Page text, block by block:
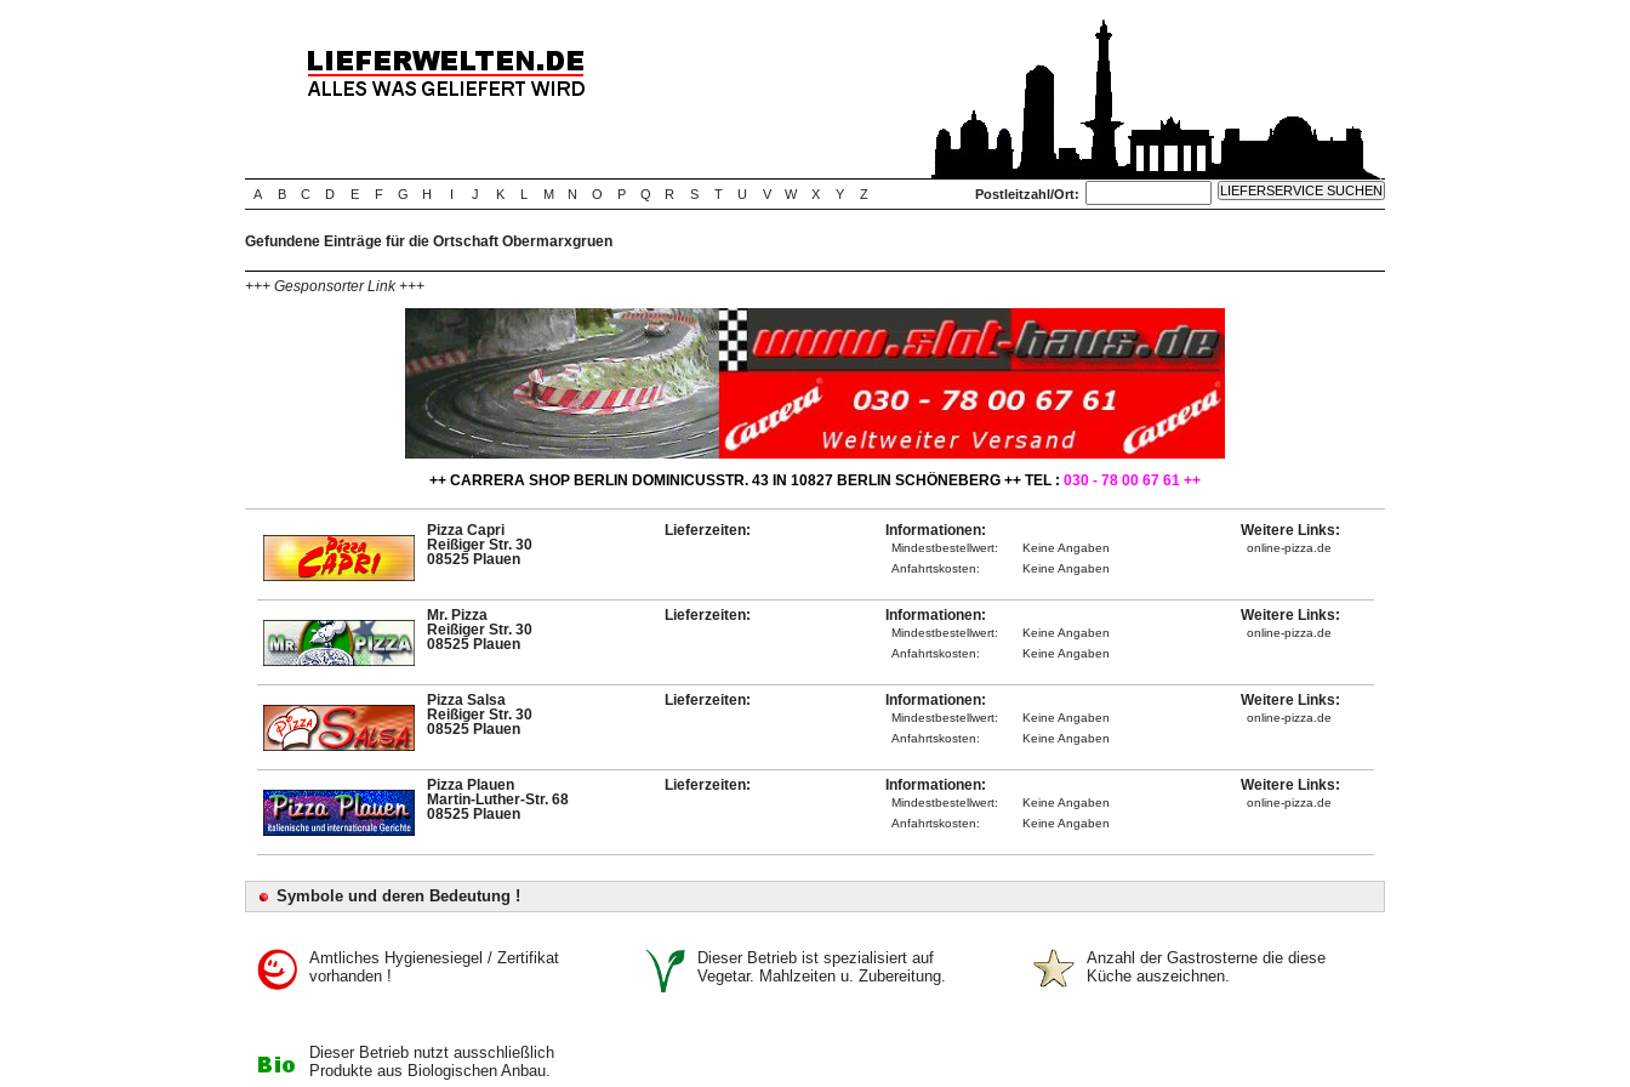
A B C D E F G H I J K L M N O P Q R S T U V W X Y Z Postleitzahl/Ort:
Gefundene Einträge für die Ortschaft Obermarxgruen
+++ Gesponsorter Link +++
++ CARRERA SHOP BERLIN DOMINICUSSTR. 43 IN 10827 BERLIN SCHÖNEBERG ++ TEL : 030 - 78 00 67 61 ++
Pizza Capri
Reißiger Str. 30
08525 Plauen
Lieferzeiten: Informationen:
Mindestbestellwert:
Keine Angaben
Anfahrtskosten:
Keine Angaben
Weitere Links:
online-pizza.de
Mr. Pizza
Reißiger Str. 30
08525 Plauen
Lieferzeiten: Informationen:
Mindestbestellwert:
Keine Angaben
Anfahrtskosten:
Keine Angaben
Weitere Links:
online-pizza.de
Pizza Salsa
Reißiger Str. 30
08525 Plauen
Lieferzeiten: Informationen:
Mindestbestellwert:
Keine Angaben
Anfahrtskosten:
Keine Angaben
Weitere Links:
online-pizza.de
Pizza Plauen
Martin-Luther-Str. 68
08525 Plauen
Lieferzeiten: Informationen:
Mindestbestellwert:
Keine Angaben
Anfahrtskosten:
Keine Angaben
Weitere Links:
online-pizza.de
Symbole und deren Bedeutung !
Amtliches Hygienesiegel / Zertifikat
vorhanden !
Dieser Betrieb ist spezialisiert auf
Vegetar. Mahlzeiten u. Zubereitung.
Anzahl der Gastrosterne die diese
Küche auszeichnen.
Dieser Betrieb nutzt ausschließlich
Produkte aus Biologischen Anbau.